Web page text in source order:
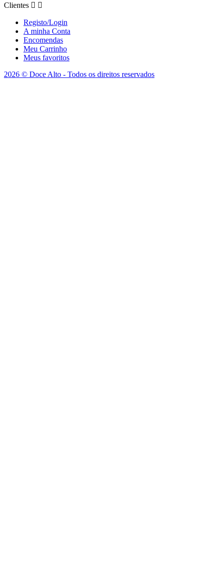
Clientes  
Registo/Login
A minha Conta
Encomendas
Meu Carrinho
Meus favoritos
2026 © Doce Alto - Todos os direitos reservados